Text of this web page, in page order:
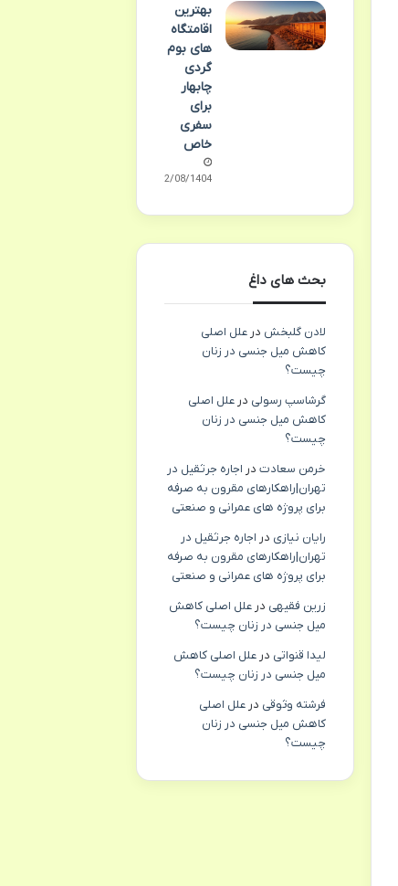
بهترین
اقامتگاه
های بوم
گردی
چابهار
برای
سفری
خاص
02/08/1404
بحث های داغ
لادن گلبخش در علل اصلی
کاهش میل جنسی در زنان
چیست؟
گرشاسپ رسولی در علل اصلی
کاهش میل جنسی در زنان
چیست؟
خرمن سعادتدر اجاره جرثقیل در
تهران|راهکارهای مقرون به صرفه
برای پروژه های عمرانی و صنعتی
رایان نیازی در اجاره جرثقیل در
تهران|راهکارهای مقرون به صرفه
برای پروژه های عمرانی و صنعتی
زرین فقیهی در علل اصلی کاهش
میل جنسی در زنان چیست؟
لیدا قنواتی در علل اصلی کاهش
میل جنسی در زنان چیست؟
فرشته وثوقی در علل اصلی
کاهش میل جنسی در زنان
چیست؟